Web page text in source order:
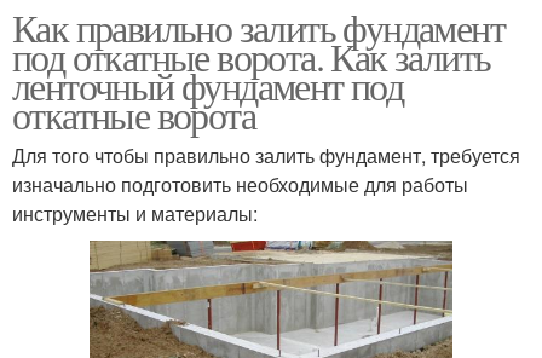
Как правильно залить фундамент
под откатные ворота. Как залить
ленточный фундамент под
откатные ворота
Для того чтобы правильно залить фундамент, требуется
изначально подготовить необходимые для работы
инструменты и материалы: